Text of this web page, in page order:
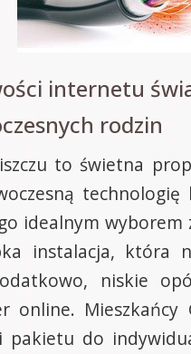
internetu
rodzin
to świetna
idealnym
instalacja, która
niskie
online.
do